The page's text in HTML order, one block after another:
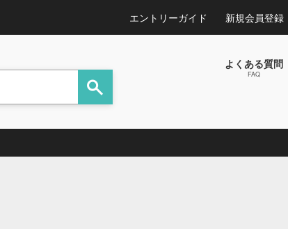
エントリーガイド 新規会員登録
よくある質問
FAQ